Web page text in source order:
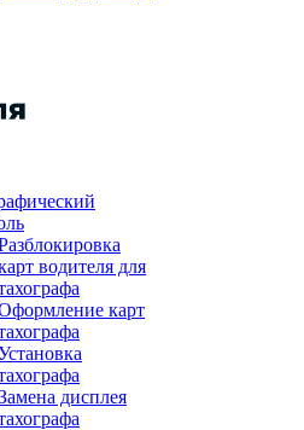
водителя для
карт
дисплея